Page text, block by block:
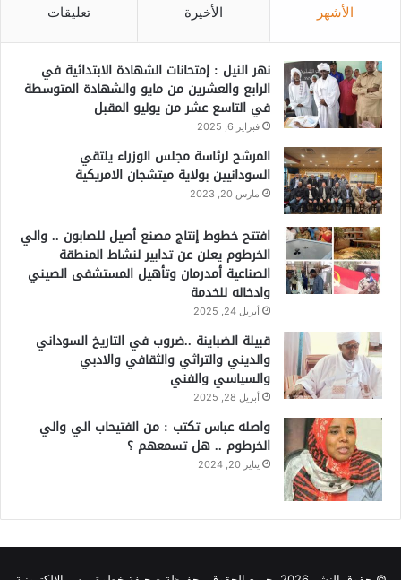
الأشهر الأخيرة تعليقات
نهر النيل : إمتحانات الشهادة الابتدائية في
الرابع والعشرين من مايو والشهادة المتوسطة
في التاسع عشر من يوليو المقبل
فبراير 6, 2025
المرشح لرئاسة مجلس الوزراء يلتقي
السودانيين بولاية ميتشجان الامريكية
مارس 20, 2023
افتتح خطوط إنتاج مصنع أصيل للصابون .. والي
الخرطوم يعلن عن تدابير لنشاط المنطقة
الصناعية أمدرمان وتأهيل المستشفى الصيني
وادخاله للخدمة
أبريل 24, 2025
قبيلة الضباينة ..ضروب في التاريخ السوداني
والديني والتراثي والثقافي والادبي
والسياسي والفني
أبريل 28, 2025
واصله عباس تكتب : من الفتيحاب الي والي
الخرطوم .. هل تسمعهم ؟
يناير 20, 2024